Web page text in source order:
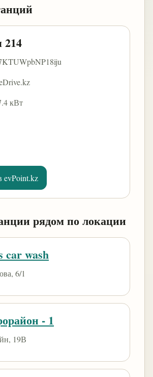
214
кВт
evPoint.kz
рядом по локации
car wash
6/1
- 1
19В